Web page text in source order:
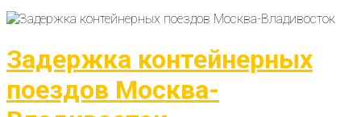
Задержка контейнерных
поездов Москва-